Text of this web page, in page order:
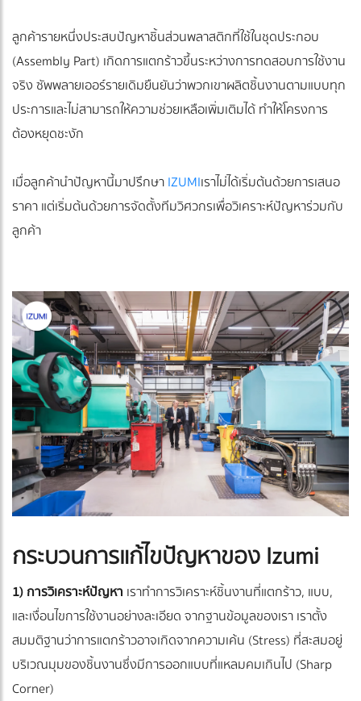
ลูกค้ารายหนึ่งประสบปัญหาชิ้นส่วนพลาสติกที่ใช้ในชุดประกอบ
(Assembly Part) เกิดการแตกร้าวขึ้นระหว่างการทดสอบการใช้งาน
จริง ซัพพลายเออร์รายเดิมยืนยันว่าพวกเขาผลิตชิ้นงานตามแบบทุก
ประการและไม่สามารถให้ความช่วยเหลือเพิ่มเติมได้ ทำให้โครงการ
ต้องหยุดชะงัก
เมื่อลูกค้านำปัญหานี้มาปรึกษาIZUMIเราไม่ได้เริ่มต้นด้วยการเสนอ
ราคา แต่เริ่มต้นด้วยการจัดตั้งทีมวิศวกรเพื่อวิเคราะห์ปัญหาร่วมกับ
ลูกค้า
กระบวนการแก้ไขปัญหาของ Izumi
1) การวิเคราะห์ปัญหา เราทำการวิเคราะห์ชิ้นงานที่แตกร้าว, แบบ,
และเงื่อนไขการใช้งานอย่างละเอียด จากฐานข้อมูลของเรา เราตั้ง
สมมติฐานว่าการแตกร้าวอาจเกิดจากความเค้น (Stress) ที่สะสมอยู่
บริเวณมุมของชิ้นงานซึ่งมีการออกแบบที่แหลมคมเกินไป (Sharp
Corner)